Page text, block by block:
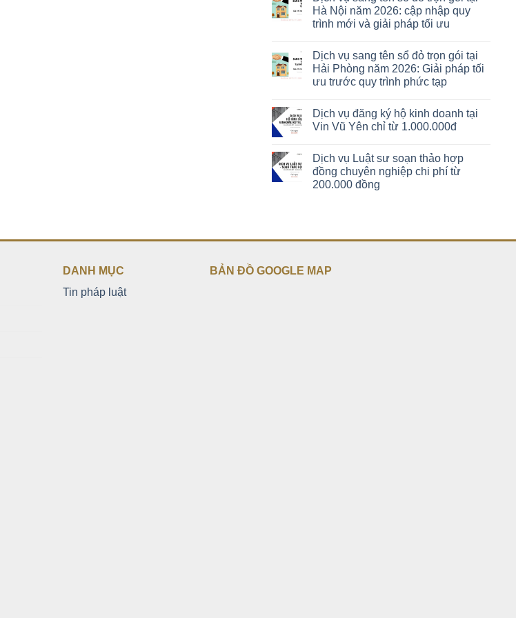
Hà Nội năm 2026: cập nhập quy
trình mới và giải pháp tối ưu
Dịch vụ sang tên sổ đỏ trọn gói tại
Hải Phòng năm 2026: Giải pháp tối
ưu trước quy trình phức tạp
Dịch vụ đăng ký hộ kinh doanh tại
Vin Vũ Yên chỉ từ 1.000.000đ
Dịch vụ Luật sư soạn thảo hợp
đồng chuyên nghiệp chi phí từ
200.000 đồng
DANH MỤC
Tin pháp luật
BẢN ĐỒ GOOGLE MAP